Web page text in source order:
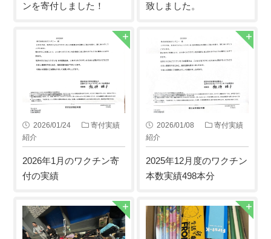
ンを寄付しました！
致しました。
2026/01/24
寄付実績
紹介
2026年1月のワクチン寄
付の実績
2026/01/08
寄付実績
紹介
2025年12月度のワクチン
本数実績498本分